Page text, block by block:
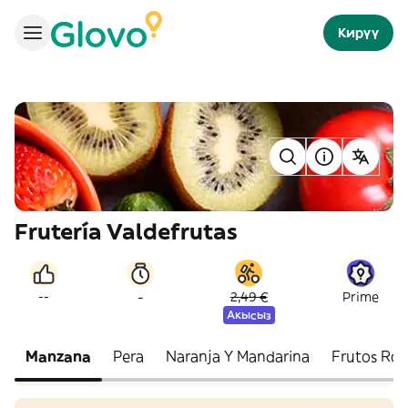
Кирүү
Frutería Valdefrutas
-- - 2,49 €
Акысыз
Prime
Manzana Pera Naranja Y Mandarina Frutos